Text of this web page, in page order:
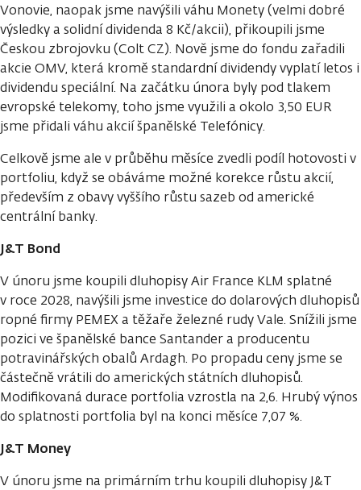
Vonovie, naopak jsme navýšili váhu Monety (velmi dobré
výsledky a solidní dividenda 8 Kč/akcii), přikoupili jsme
Českou zbrojovku (Colt CZ). Nově jsme do fondu zařadili
akcie OMV, která kromě standardní dividendy vyplatí letos i
dividendu speciální. Na začátku února byly pod tlakem
evropské telekomy, toho jsme využili a okolo 3,50 EUR
jsme přidali váhu akcií španělské Telefónicy.
Celkově jsme ale v průběhu měsíce zvedli podíl hotovosti v
portfoliu, když se obáváme možné korekce růstu akcií,
především z obavy vyššího růstu sazeb od americké
centrální banky.
J&T Bond
V únoru jsme koupili dluhopisy Air France KLM splatné
v roce 2028, navýšili jsme investice do dolarových dluhopisů
ropné firmy PEMEX a těžaře železné rudy Vale. Snížili jsme
pozici ve španělské bance Santander a producentu
potravinářských obalů Ardagh. Po propadu ceny jsme se
částečně vrátili do amerických státních dluhopisů.
Modifikovaná durace portfolia vzrostla na 2,6. Hrubý výnos
do splatnosti portfolia byl na konci měsíce 7,07 %.
J&T Money
V únoru jsme na primárním trhu koupili dluhopisy J&T